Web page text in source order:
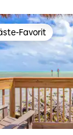
Gäste-
Favorit